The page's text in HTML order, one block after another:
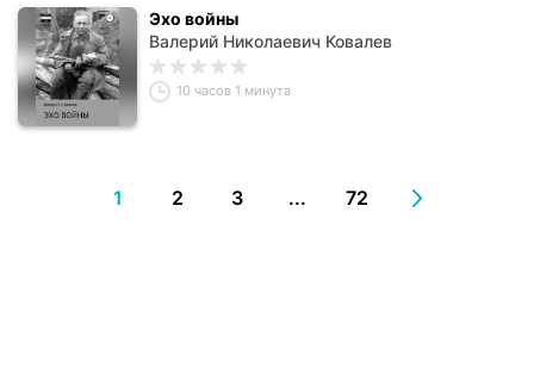
Эхо войны
Валерий Николаевич Ковалев
10 часов 1 минута
1 2 3 ... 72